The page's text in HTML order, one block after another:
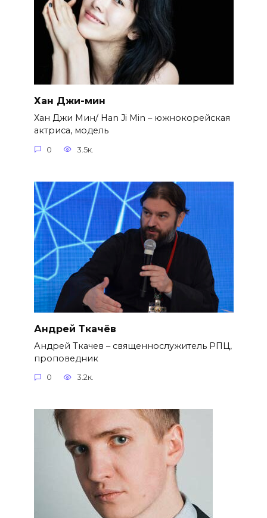
Хан Джи-мин
Хан Джи Мин/ Han Ji Min – южнокорейская
актриса, модель
0 3.5к.
Андрей Ткачёв
Андрей Ткачев – священнослужитель РПЦ,
проповедник
0 3.2к.